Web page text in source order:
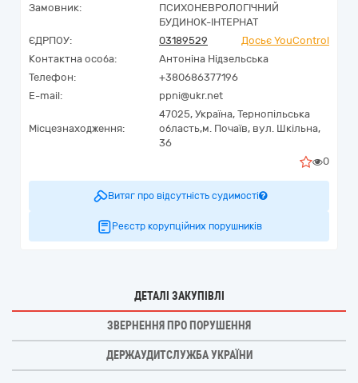
Замовник:
ПСИХОНЕВРОЛОГІЧНИЙ
БУДИНОК-ІНТЕРНАТ
ЄДРПОУ:
03189529
Досьє YouControl
Контактна особа:
Антоніна Нідзельська
Телефон:
+380686377196
E-mail:
ppni@ukr.net
Місцезнаходження:
47025, Україна, Тернопільська
область,м. Почаїв, вул. Шкільна,
36
0
Витяг про відсутність судимості
Реєстр корупційних порушників
ДЕТАЛІ ЗАКУПІВЛІ
ЗВЕРНЕННЯ ПРО ПОРУШЕННЯ
ДЕРЖАУДИТСЛУЖБА УКРАЇНИ